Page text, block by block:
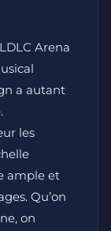
Arena
a autant
les
ample et
Qu’on
on